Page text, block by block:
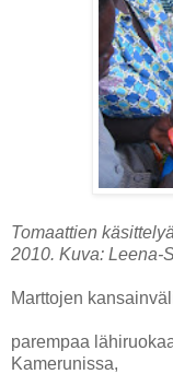
Tomaattien
2010. Kuva: Leena-
Marttojen
parempaa
Kamerunissa,